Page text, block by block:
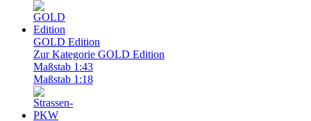
GOLD Edition
Zur Kategorie GOLD Edition
Maßstab 1:43
Maßstab 1:18